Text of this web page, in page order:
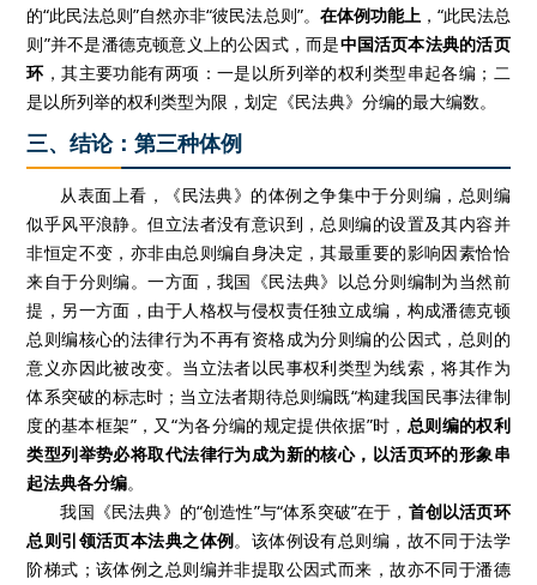
的“此民法总则”自然亦非“彼民法总则”。 在体例功能上，“此民法总
则”并不是潘德克顿意义上的公因式，而是中国活页本法典的活页
环，其主要功能有两项：一是以所列举的权利类型串起各编；二
是以所列举的权利类型为限，划定《民法典》分编的最大编数。
三、结论：第三种体例
从表面上看，《民法典》的体例之争集中于分则编，总则编
似乎风平浪静。但立法者没有意识到，总则编的设置及其内容并
非恒定不变，亦非由总则编自身决定，其最重要的影响因素恰恰
来自于分则编。一方面，我国《民法典》以总分则编制为当然前
提，另一方面，由于人格权与侵权责任独立成编，构成潘德克顿
总则编核心的法律行为不再有资格成为分则编的公因式，总则的
意义亦因此被改变。当立法者以民事权利类型为线索，将其作为
体系突破的标志时；当立法者期待总则编既“构建我国民事法律制
度的基本框架”，又“为各分编的规定提供依据”时， 总则编的权利
类型列举势必将取代法律行为成为新的核心，以活页环的形象串
起法典各分编。
我国《民法典》的“创造性”与“体系突破”在于， 首创以活页环
总则引领活页本法典之体例。该体例设有总则编，故不同于法学
阶梯式；该体例之总则编并非提取公因式而来，故亦不同于潘德